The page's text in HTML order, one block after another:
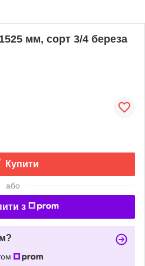
мм, сорт 3/4 береза
Купити
або
з